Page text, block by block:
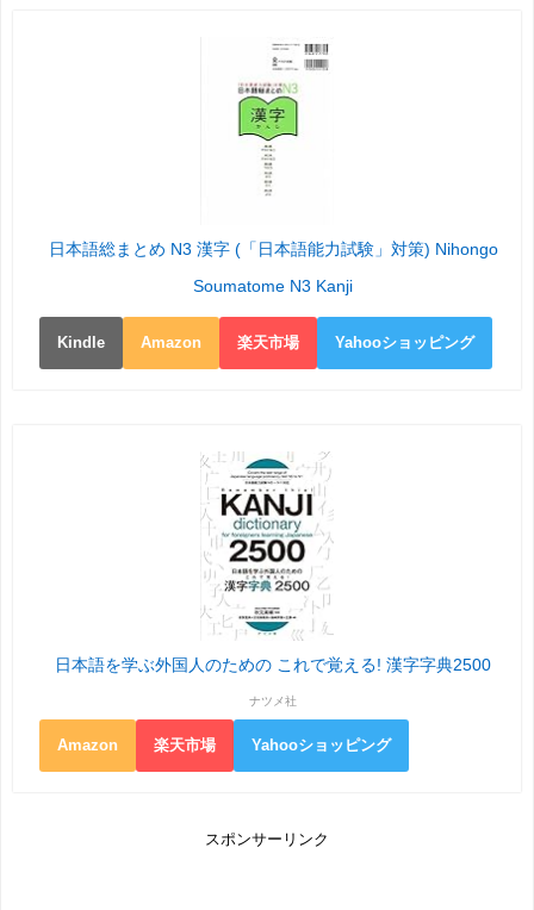
日本語総まとめ N3 漢字 (「日本語能力試験」対策) Nihongo
Soumatome N3 Kanji
Kindle Amazon 楽天市場 Yahooショッピング
日本語を学ぶ外国人のための これで覚える! 漢字字典2500
ナツメ社
Amazon 楽天市場 Yahooショッピング
スポンサーリンク